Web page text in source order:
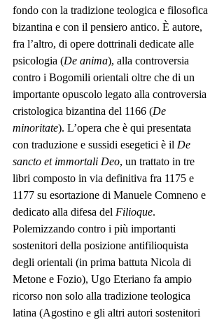
fondo con la tradizione teologica e filosofica
bizantina e con il pensiero antico. È autore,
fra l’altro, di opere dottrinali dedicate alle
psicologia (De anima), alla controversia
contro i Bogomili orientali oltre che di un
importante opuscolo legato alla controversia
cristologica bizantina del 1166 (De
minoritate). L’opera che è qui presentata
con traduzione e sussidi esegetici è il De
sancto et immortali Deo, un trattato in tre
libri composto in via definitiva fra 1175 e
1177 su esortazione di Manuele Comneno e
dedicato alla difesa del Filioque.
Polemizzando contro i più importanti
sostenitori della posizione antifilioquista
degli orientali (in prima battuta Nicola di
Metone e Fozio), Ugo Eteriano fa ampio
ricorso non solo alla tradizione teologica
latina (Agostino e gli altri autori sostenitori